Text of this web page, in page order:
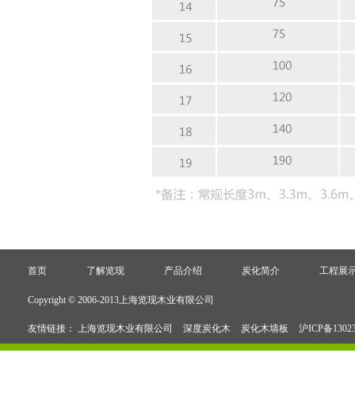
首页 了解览现 产品介绍 炭化简介 工程展
Copyright © 2006-2013上海览现木业有限公司
友情链接： 上海览现木业有限公司 深度炭化木 炭化木墙板 沪ICP备